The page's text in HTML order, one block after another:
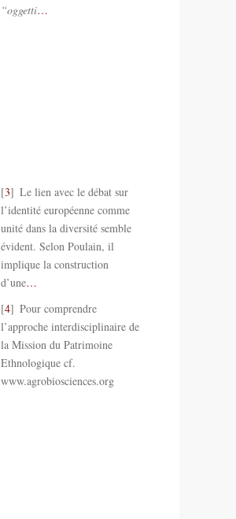
“oggetti…
3
Le lien avec le débat sur
l’identité européenne comme
unité dans la diversité semble
évident. Selon Poulain, il
implique la construction
d’une…
4
Pour comprendre
l’approche interdisciplinaire de
la Mission du Patrimoine
Ethnologique cf.
www.agrobiosciences.org